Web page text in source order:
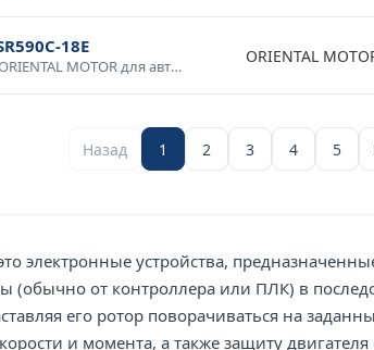
18E
VSR590C-18E — изделие ORIENTAL MOTOR для автоматизации и промышленной электроники. Качественное исполнение, стабильные параметры, долговечность. Используется в системах управления, контрольном оборудовании, промышленных комплексах. Проверено в условиях промышленной эксплуатации, рекомендовано для ответственных применений.
ORIENTAL
Назад 1 2 3 4 5
электронные устройства,
(обычно от контроллера или ПЛК) в
его ротор поворачиваться на
и момента, а также защиту